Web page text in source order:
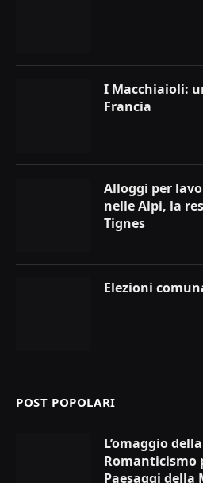
I Macchiaioli:
Francia
Alloggi per
nelle Alpi, la
Tignes
Elezioni
POST POPOLARI
L’omaggio
Romanticismo
Paesaggi della